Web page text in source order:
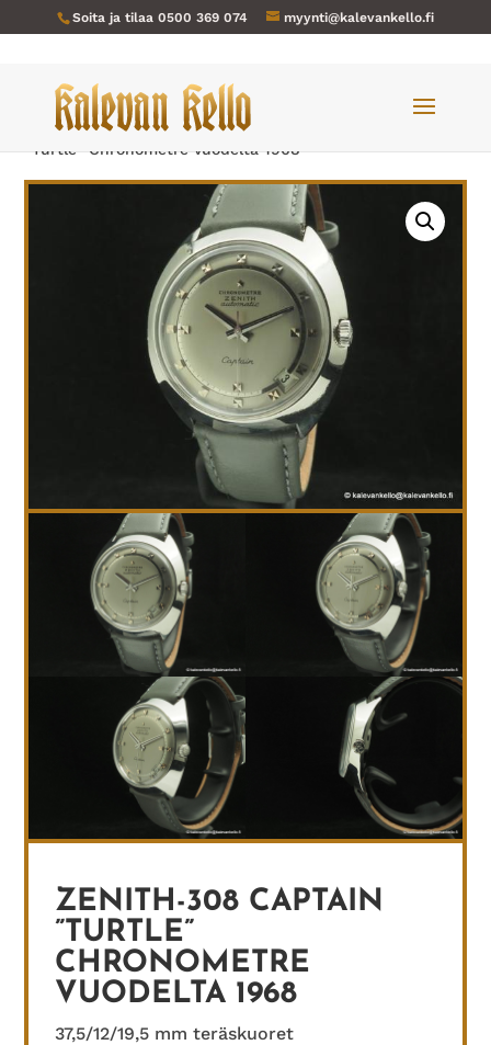
Soita ja tilaa 0500 369 074 myynti@kalevankello.fi
Verkkokauppa/Miesten kellot
/ Zenith-308 Captain
”Turtle” Chronometre vuodelta 1968
ZENITH-308 CAPTAIN
”TURTLE”
CHRONOMETRE
VUODELTA 1968
37,5/12/19,5 mm teräskuoret